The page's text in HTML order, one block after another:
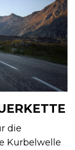
die
Kurbelwelle